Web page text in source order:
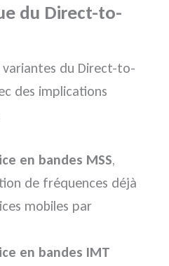
du Direct-to-
du Direct-to-
des implications
en bandes MSS,
de fréquences déjà
mobiles par
en bandes IMT